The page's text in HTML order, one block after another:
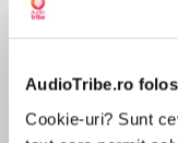
AudioTribe.ro
Cookie-uri? Sunt